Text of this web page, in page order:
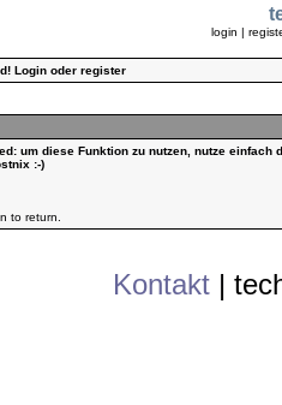
login |
Loginoder register
um diese Funktion zu nutzen, nutze
:-)
to return.
Kontakt |